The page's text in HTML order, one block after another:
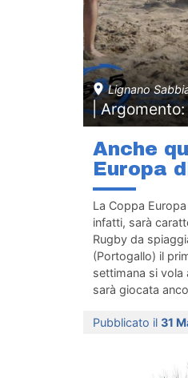
Lignano
|
Anche
Europa
La Coppa
infatti, sarà
Rugby da
(Portogallo) il
settimana si vola
sarà giocata
Pubblicato il 31